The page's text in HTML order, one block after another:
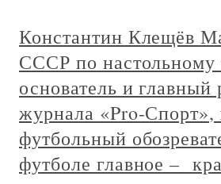
Константин Клещёв
СССР по настольному
основатель и главный
журнала «Pro-
футбольный
футболе главное –